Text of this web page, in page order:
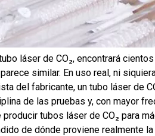
láser de CO₂, encontrará
similar. En uso real, ni
del fabricante, un tubo láser de
de las pruebas y, con mayor
tubos láser de CO₂ para
de dónde proviene realmente